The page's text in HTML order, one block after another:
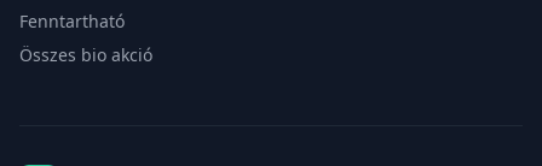
Fenntartható
Összes bio akció